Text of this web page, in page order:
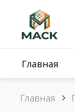
Главная
Главная